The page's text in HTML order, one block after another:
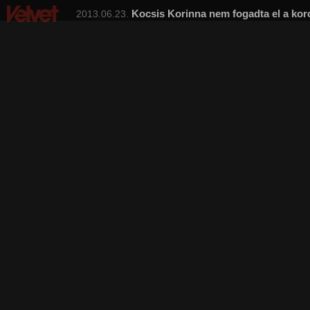
Kocsis Korinna nem fogadta el a
2013.06.23.